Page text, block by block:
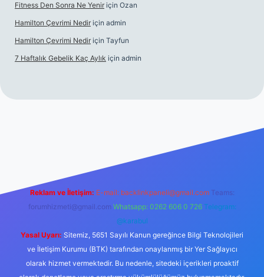
Fitness Den Sonra Ne Yenir için Ozan
Hamilton Çevrimi Nedir için admin
Hamilton Çevrimi Nedir için Tayfun
7 Haftalık Gebelik Kaç Aylık için admin
Reklam ve İletişim: E-mail: backlinkpaneli@gmail.com Teams:
forumhizmeti@gmail.com Whatsapp: 0262 606 0 726 Telegram:
@karabul
Yasal Uyarı: Sitemiz, 5651 Sayılı Kanun gereğince Bilgi Teknolojileri
ve İletişim Kurumu (BTK) tarafından onaylanmış bir Yer Sağlayıcı
olarak hizmet vermektedir. Bu nedenle, sitedeki içerikleri proaktif